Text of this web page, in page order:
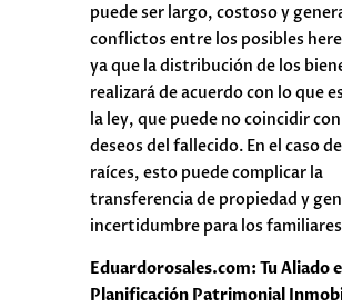
puede ser largo, costoso y
conflictos entre los posibles
ya que la distribución de los
realizará de acuerdo con lo que
la ley, que puede no coincidir
deseos del fallecido. En el caso
raíces, esto puede complicar la
transferencia de propiedad y
incertidumbre para los
Eduardorosales.com: Tu Aliado
Planificación Patrimonial